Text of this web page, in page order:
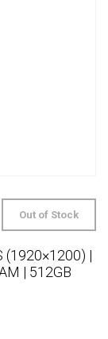
Out of Stock
(1920×1200) |
| 512GB